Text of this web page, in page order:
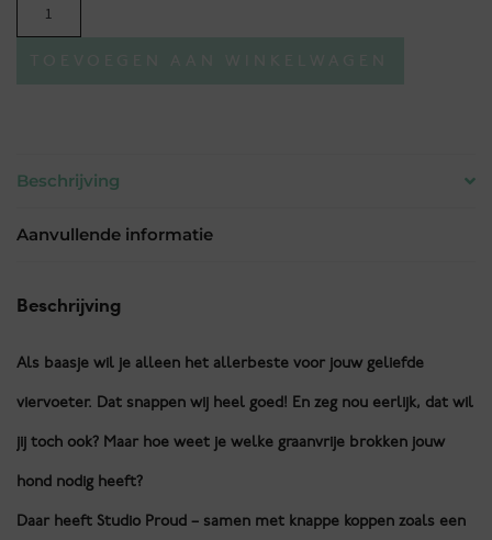
Beschrijving
Aanvullende informatie
Beschrijving
Als baasje wil je alleen het allerbeste voor jouw geliefde
viervoeter. Dat snappen wij heel goed! En zeg nou eerlijk, dat wil
jij toch ook? Maar hoe weet je welke graanvrije brokken jouw
hond nodig heeft?
Daar heeft Studio Proud – samen met knappe koppen zoals een